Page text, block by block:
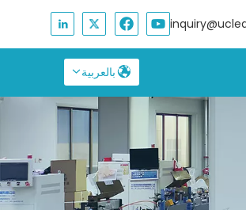
بالعربية
Français
Русский